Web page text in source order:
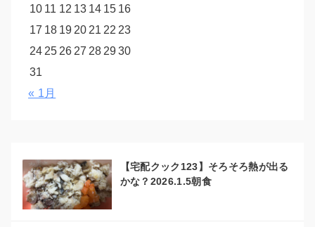
10 11 12 13 14 15 16
17 18 19 20 21 22 23
24 25 26 27 28 2930
31
« 1月
【宅配クック123】そろそろ熱が出る
かな？2026.1.5朝食